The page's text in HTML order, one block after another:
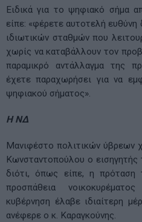
Ειδικά για το ψηφιακό σήμα
είπε: «φέρετε αυτοτελή ευθύνη
ιδιωτικών σταθμών που
χωρίς να καταβάλλουν τον
παραμικρό αντάλλαγμα της
έχετε παραχωρήσει για να
ψηφιακού σήματος».
Η ΝΔ
Μανιφέστο πολιτικών ύβρεων
Κωνσταντοπούλου ο
διότι, όπως είπε, η πρόταση
προσπάθεια
κυβέρνηση έλαβε ιδιαίτερη
ανέφερε ο κ. Καραγκούνης.